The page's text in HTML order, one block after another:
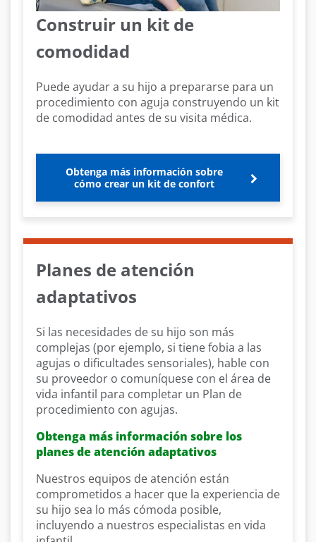
Construir un kit de
comodidad
Puede ayudar a su hijo a prepararse para un
procedimiento con aguja construyendo un kit
de comodidad antes de su visita médica.
Obtenga más información sobre
cómo crear un kit de confort
Planes de atención
adaptativos
Si las necesidades de su hijo son más
complejas (por ejemplo, si tiene fobia a las
agujas o dificultades sensoriales), hable con
su proveedor o comuníquese con el área de
vida infantil para completar un Plan de
procedimiento con agujas.
Obtenga más información sobre los
planes de atención adaptativos
Nuestros equipos de atención están
comprometidos a hacer que la experiencia de
su hijo sea lo más cómoda posible,
incluyendo a nuestros especialistas en vida